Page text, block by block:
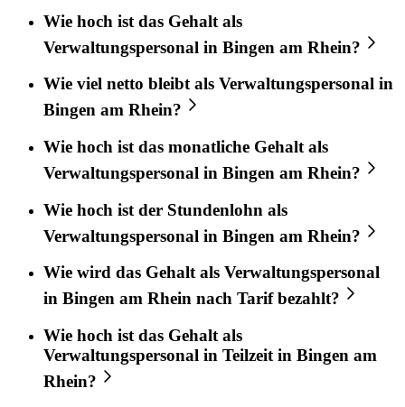
Wie hoch ist das Gehalt als
Verwaltungspersonal in Bingen am Rhein?
Wie viel netto bleibt als Verwaltungspersonal in
Bingen am Rhein?
Wie hoch ist das monatliche Gehalt als
Verwaltungspersonal in Bingen am Rhein?
Wie hoch ist der Stundenlohn als
Verwaltungspersonal in Bingen am Rhein?
Wie wird das Gehalt als Verwaltungspersonal
in Bingen am Rhein nach Tarif bezahlt?
Wie hoch ist das Gehalt als
Verwaltungspersonal in Teilzeit in Bingen am
Rhein?